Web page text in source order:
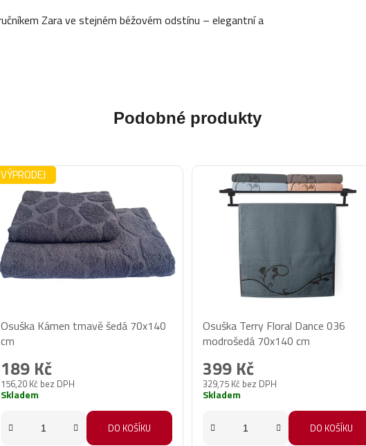
Zara ve stejném béžovém odstínu – elegantní a
Podobné produkty
VÝPRODEJ
Osuška Kámen tmavě šedá 70x140
cm
156,20 Kč bez DPH
189 Kč
Skladem
DO KOŠÍKU
Osuška Terry Floral Dance 036
modrošedá 70x140 cm
329,75 Kč bez DPH
399 Kč
Skladem
DO KOŠÍKU